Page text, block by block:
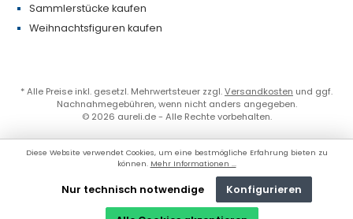
Sammlerstücke kaufen
Weihnachtsfiguren kaufen
* Alle Preise inkl. gesetzl. Mehrwertsteuer zzgl.Versandkosten und ggf.
Nachnahmegebühren, wenn nicht anders angegeben.
© 2026 aureli.de - Alle Rechte vorbehalten.
Diese Website verwendet Cookies, um eine bestmögliche Erfahrung bieten zu
können. Mehr Informationen ...
Nur technisch notwendige Konfigurieren